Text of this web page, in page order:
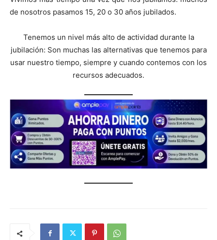
de nosotros pasamos 15, 20 o 30 años jubilados.
Tenemos un nivel más alto de actividad durante la
jubilación: Son muchas las alternativas que tenemos para
usar nuestro tiempo, siempre y cuando contemos con los
recursos adecuados.